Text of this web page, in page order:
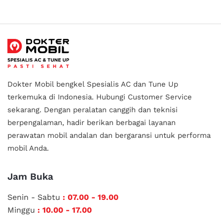
Dokter Mobil bengkel Spesialis AC dan Tune Up
terkemuka di Indonesia. Hubungi Customer Service
sekarang. Dengan peralatan canggih dan teknisi
berpengalaman, hadir berikan berbagai layanan
perawatan mobil andalan dan bergaransi untuk performa
mobil Anda.
Jam Buka
Senin - Sabtu : 07.00 - 19.00
Minggu : 10.00 - 17.00